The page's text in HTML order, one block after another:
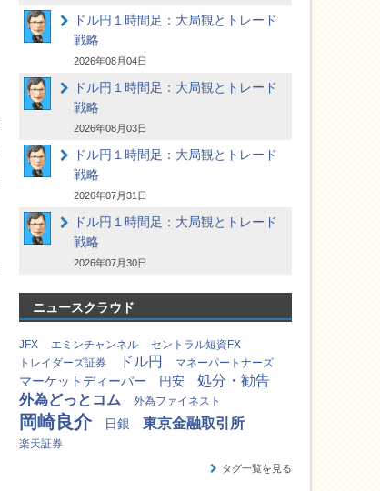
ドル円１時間足：大局観とトレード
戦略
2026年08月04日
ドル円１時間足：大局観とトレード
戦略
2026年08月03日
ドル円１時間足：大局観とトレード
戦略
2026年07月31日
ドル円１時間足：大局観とトレード
戦略
2026年07月30日
ニュースクラウド
JFX エミンチャンネル
セントラル短資FX
トレイダーズ証券
ドル円 マネーパートナーズ
マーケットディーパー 円安
処分・勧告
外為どっとコム
外為ファイネスト
岡崎良介 日銀 東京金融取引所
楽天証券
タグ一覧を見る